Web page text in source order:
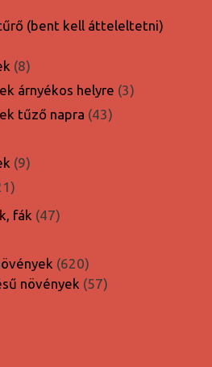
(bent kell átteleltetni)
88
termék
árnyékos helyre 33
tűző napra 4343
99
21
termék
fák 4747
620620
termék
növények 5757